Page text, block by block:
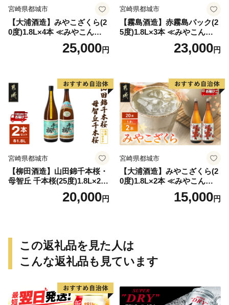
宮崎県都城市
【大浦酒造】みやこざくら(2
0度)1.8L×4本 ≪みやこんじょ
特急便≫_AD-077125,000円
宮崎県都城市
【霧島酒造】赤霧島パック(2
5度)1.8L×3本 ≪みやこんじょ
特急便≫_23-07-K03P-1800-3
23,000円
宮崎県都城市
【柳田酒造】山田錦千本桜・
母智丘 千本桜(25度)1.8L×2本
≪みやこんじょ特急便≫_AC
20,000円
宮崎県都城市
【大浦酒造】みやこざくら(2
0度)1.8L×2本 ≪みやこんじょ
特急便≫_MJ-077115,000円
この返礼品を見た人は
こんな返礼品も見ています